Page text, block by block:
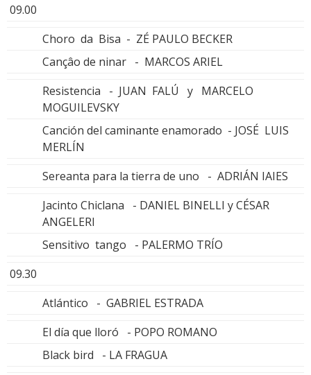
09.00
Choro da Bisa - ZÉ PAULO BECKER
Cançâo de ninar - MARCOS ARIEL
Resistencia - JUAN FALÚ y MARCELO
MOGUILEVSKY
Canción del caminante enamorado - JOSÉ LUIS
MERLÍN
Sereanta para la tierra de uno - ADRIÁN IAIES
Jacinto Chiclana - DANIEL BINELLI y CÉSAR
ANGELERI
Sensitivo tango - PALERMO TRÍO
09.30
Atlántico - GABRIEL ESTRADA
El día que lloró - POPO ROMANO
Black bird - LA FRAGUA